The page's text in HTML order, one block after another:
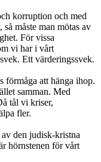
korruption och med
måste man mötas av
För vissa
vi har i vårt
Ett värderingssvek.
förmåga att hänga ihop.
samman. Med
tål vi kriser,
fler.
den judisk-kristna
hörnstenen för vårt